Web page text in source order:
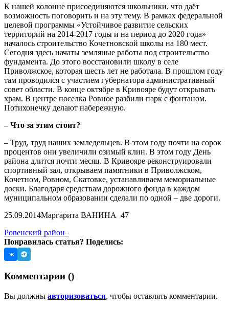
К нашей колонне присоединяются школьники, что даёт
возможность поговорить и на эту тему. В рамках федеральной
целевой программы «Устойчивое развитие сельских
территорий на 2014-2017 годы и на период до 2020 года»
началось строительство Кочетновской школы на 180 мест.
Сегодня здесь начаты земляные работы под строительство
фундамента. До этого восстановили школу в селе
Приволжское, которая шесть лет не работала. В прошлом году
там проводился с участием губернатора административный
совет области. В конце октябре в Кривояре будут открывать
храм. В центре поселка Ровное разбили парк с фонтаном.
Потихонечку делают набережную.
– Что за этим стоит?
– Труд, труд наших земледельцев. В этом году почти на сорок
процентов они увеличили озимый клин. В этом году День
района длится почти месяц. В Кривояре реконструировали
спортивный зал, открываем памятники в Приволжском,
Кочетном, Ровном, Скатовке, устанавливаем мемориальные
доски. Благодаря средствам дорожного фонда в каждом
муниципальном образовании сделали по одной – две дороги.
25.09.2014Маргарита ВАНИНА 47
Ровенский район
Понравилась статья? Поделись:
Комментарии ()
Вы должны авторизоваться, чтобы оставлять комментарии.